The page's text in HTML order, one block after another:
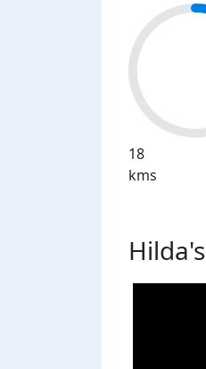
18
kms
Hilda's